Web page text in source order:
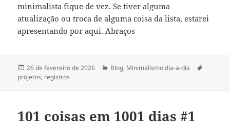
minimalista fique de vez. Se tiver alguma
atualização ou troca de alguma coisa da lista, estarei
apresentando por aqui. Abraços
Publicado
em
26 de fevereiro de 2026 Categorias
Blog, Minimalismo dia-a-dia
projetos, registros
101 coisas em 1001 dias #1